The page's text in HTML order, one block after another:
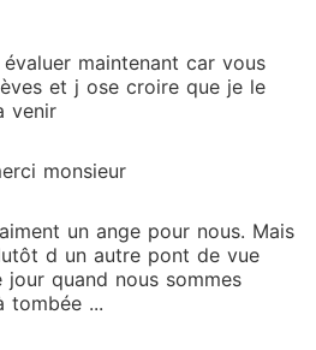
maintenant car vous
et j ose croire que je le
venir
monsieur
un ange pour nous. Mais
d un autre pont de vue
quand nous sommes
tombée ...